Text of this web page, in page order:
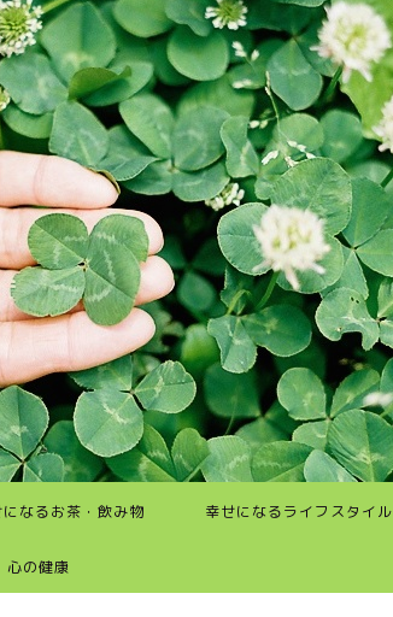
になるお茶・飲み物 幸せになるライフスタイル
心の健康